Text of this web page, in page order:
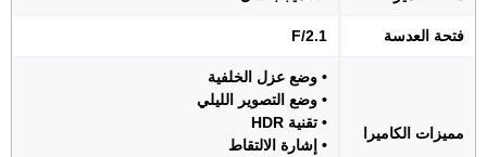
فتحة العدسة F/2.1
مميزات الكاميرا
• وضع عزل الخلفية
• وضع التصوير الليلي
• تقنية HDR
• إشارة الالتقاط